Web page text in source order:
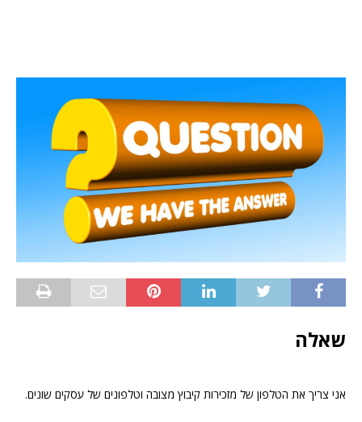
שאלה
אני צריך את הטלפון של מזכירות קיבוץ מצובה וטלפונים של עסקים שונים.